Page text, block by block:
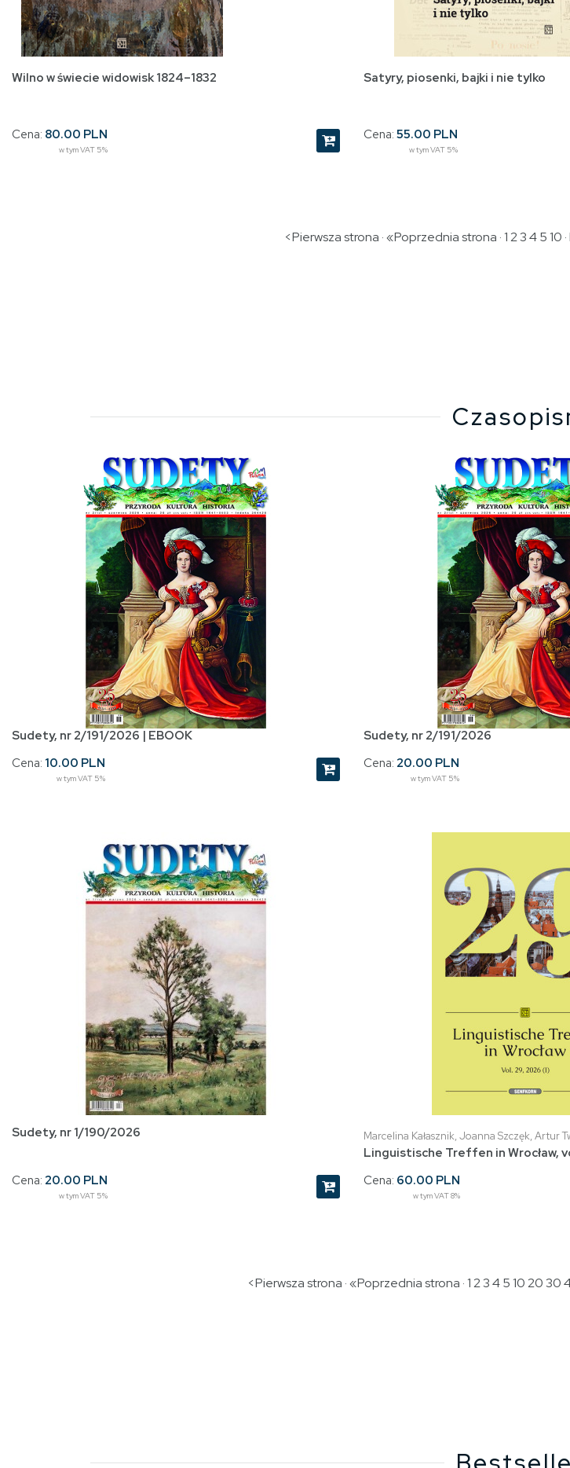
Wilno w świecie widowisk 1824–1832
Cena: 80.00 PLN
w tym VAT 5%
Satyry, piosenki, bajki i nie tylko
Cena: 55.00 PLN
w tym VAT 5%
<Pierwsza strona · «Poprzednia strona · 1234510 ·
Sudety, nr 2/191/2026 | EBOOK
Cena: 10.00 PLN
w tym VAT 5%
Sudety, nr 2/191/2026
Cena: 20.00 PLN
w tym VAT 5%
Sudety, nr 1/190/2026
Cena: 20.00 PLN
w tym VAT 5%
Marcelina Kałasznik, Joanna Szczęk, Artur
Linguistische Treffen in Wrocław,
Cena: 60.00 PLN
w tym VAT 8%
<Pierwsza strona · «Poprzednia strona · 12345102030